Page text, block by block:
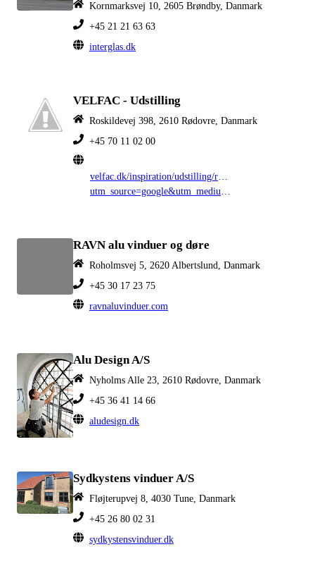
Kornmarksvej 10, 2605 Brøndby, Danmark
+45 21 21 63 63
interglas.dk
VELFAC - Udstilling
Roskildevej 398, 2610 Rødovre, Danmark
+45 70 11 02 00
velfac.dk/inspiration/udstilling/rodovre/?
utm_source=google&utm_medium=organic&utm_campaign=gmb&utm_content=DK2
RAVN alu vinduer og døre
Roholmsvej 5, 2620 Albertslund, Danmark
+45 30 17 23 75
ravnaluvinduer.com
Alu Design A/S
Nyholms Alle 23, 2610 Rødovre, Danmark
+45 36 41 14 66
aludesign.dk
Sydkystens vinduer A/S
Fløjterupvej 8, 4030 Tune, Danmark
+45 26 80 02 31
sydkystensvinduer.dk